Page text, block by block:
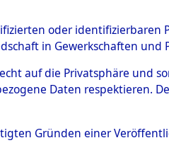
(84601729)
oder
in Gewerkschaften
auf die Privatsphäre und
Daten respektieren.
Gründen einer